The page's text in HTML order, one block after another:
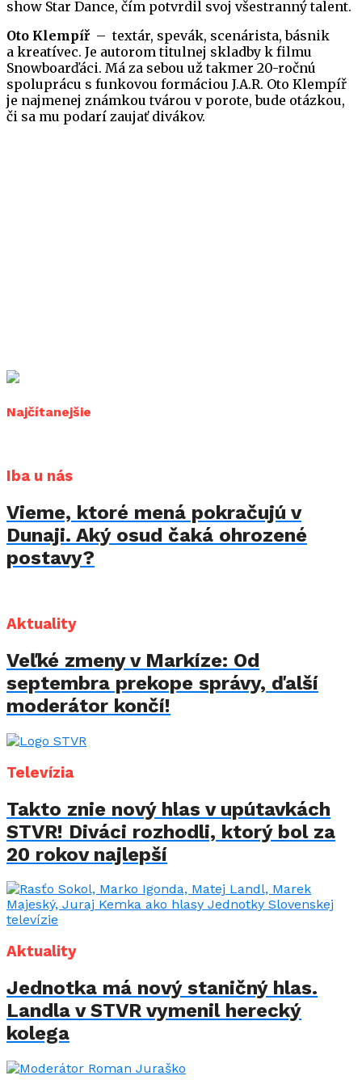
show Star Dance, čím potvrdil svoj všestranný talent.
Oto Klempíř – textár, spevák, scenárista, básnik
a kreatívec. Je autorom titulnej skladby k filmu
Snowboarďáci. Má za sebou už takmer 20-ročnú
spoluprácu s funkovou formáciou J.A.R. Oto Klempíř
je najmenej známkou tvárou v porote, bude otázkou,
či sa mu podarí zaujať divákov.
Najčítanejšie
Iba u nás
Vieme, ktoré mená pokračujú v
Dunaji. Aký osud čaká ohrozené
postavy?
Aktuality
Veľké zmeny v Markíze: Od
septembra prekope správy, ďalší
moderátor končí!
Televízia
Takto znie nový hlas v upútavkách
STVR! Diváci rozhodli, ktorý bol za
20 rokov najlepší
Aktuality
Jednotka má nový staničný hlas.
Landla v STVR vymenil herecký
kolega